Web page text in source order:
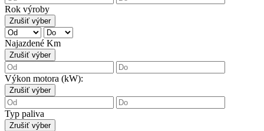
Rok výroby
Zrušiť výber
Najazdené Km
Zrušiť výber
Výkon motora (kW):
Zrušiť výber
Typ paliva
Zrušiť výber